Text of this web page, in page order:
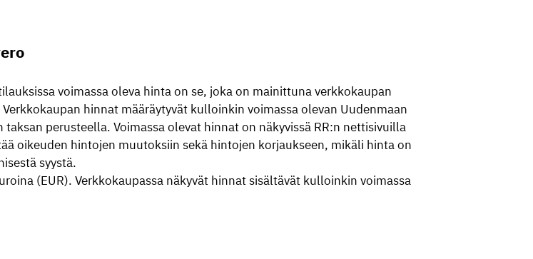
voimassa oleva hinta on se, joka on mainittuna verkkokaupan
hinnat määräytyvät kulloinkin voimassa olevan Uudenmaan
perusteella. Voimassa olevat hinnat on näkyvissä RR:n nettisivuilla
oikeuden hintojen muutoksiin sekä hintojen korjaukseen, mikäli hinta on
syystä.
(EUR). Verkkokaupassa näkyvät hinnat sisältävät kulloinkin voimassa